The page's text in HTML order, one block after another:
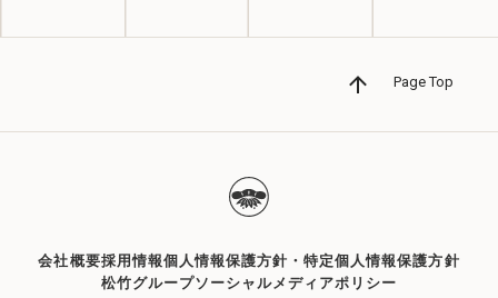
Page Top
会社概要採用情報個人情報保護方針・特定個人情報保護方針
松竹グループソーシャルメディアポリシー